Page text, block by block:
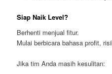
Siap Naik Level?
Berhenti menjual fitur.
Mulai berbicara bahasa profit,
Jika tim Anda masih kesulitan: